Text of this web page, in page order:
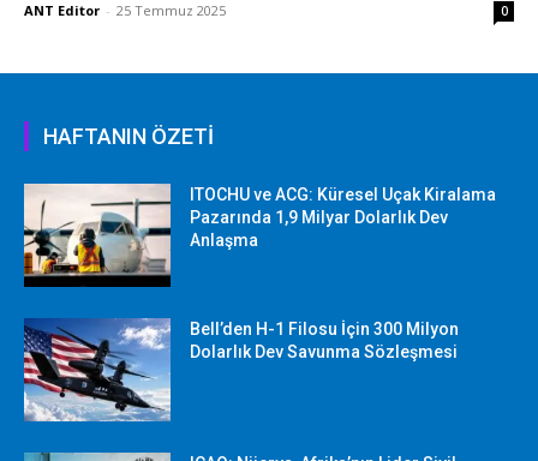
ANT Editor - 25 Temmuz 2025 0
HAFTANIN ÖZETİ
ITOCHU ve ACG: Küresel Uçak Kiralama
Pazarında 1,9 Milyar Dolarlık Dev
Anlaşma
Bell’den H-1 Filosu İçin 300 Milyon
Dolarlık Dev Savunma Sözleşmesi